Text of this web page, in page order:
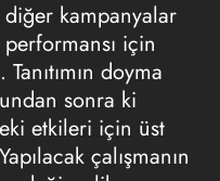
diğer kampanyalar
için
doyma
sonra ki
etkileri için üst
çalışmanın